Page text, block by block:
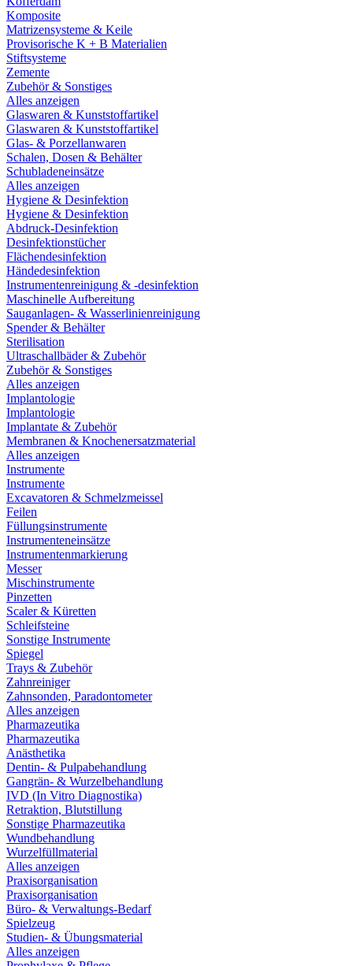
Komposite
Matrizensysteme & Keile
Provisorische K + B Materialien
Stiftsysteme
Zemente
Zubehör & Sonstiges
Alles anzeigen
Glaswaren & Kunststoffartikel
Glaswaren & Kunststoffartikel
Glas- & Porzellanwaren
Schalen, Dosen & Behälter
Schubladeneinsätze
Alles anzeigen
Hygiene & Desinfektion
Hygiene & Desinfektion
Abdruck-Desinfektion
Desinfektionstücher
Flächendesinfektion
Händedesinfektion
Instrumentenreinigung & -desinfektion
Maschinelle Aufbereitung
Sauganlagen- & Wasserlinienreinigung
Spender & Behälter
Sterilisation
Ultraschallbäder & Zubehör
Zubehör & Sonstiges
Alles anzeigen
Implantologie
Implantologie
Implantate & Zubehör
Membranen & Knochenersatzmaterial
Alles anzeigen
Instrumente
Instrumente
Excavatoren & Schmelzmeissel
Feilen
Füllungsinstrumente
Instrumenteneinsätze
Instrumentenmarkierung
Messer
Mischinstrumente
Pinzetten
Scaler & Küretten
Schleifsteine
Sonstige Instrumente
Spiegel
Trays & Zubehör
Zahnreiniger
Zahnsonden, Paradontometer
Alles anzeigen
Pharmazeutika
Pharmazeutika
Anästhetika
Dentin- & Pulpabehandlung
Gangrän- & Wurzelbehandlung
IVD (In Vitro Diagnostika)
Retraktion, Blutstillung
Sonstige Pharmazeutika
Wundbehandlung
Wurzelfüllmaterial
Alles anzeigen
Praxisorganisation
Praxisorganisation
Büro- & Verwaltungs-Bedarf
Spielzeug
Studien- & Übungsmaterial
Alles anzeigen